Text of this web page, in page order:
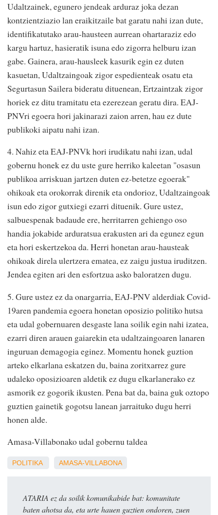
Udaltzainek, egunero jendeak arduraz joka dezan
kontzientziazio lan eraikitzaile bat garatu nahi izan dute,
identifikatutako arau-hausteen aurrean ohartaraziz edo
kargu hartuz, hasieratik isuna edo zigorra helburu izan
gabe. Gainera, arau-hausleek kasurik egin ez duten
kasuetan, Udaltzaingoak zigor espedienteak osatu eta
Segurtasun Sailera bideratu dituenean, Ertzaintzak zigor
horiek ez ditu tramitatu eta ezerezean geratu dira. EAJ-
PNVri egoera hori jakinarazi zaion arren, hau ez dute
publikoki aipatu nahi izan.
4. Nahiz eta EAJ-PNVk hori irudikatu nahi izan, udal
gobernu honek ez du uste gure herriko kaleetan "osasun
publikoa arriskuan jartzen duten ez-betetze egoerak"
ohikoak eta orokorrak direnik eta ondorioz, Udaltzaingoak
isun edo zigor gutxiegi ezarri dituenik. Gure ustez,
salbuespenak badaude ere, herritarren gehiengo oso
handia jokabide arduratsua erakusten ari da egunez egun
eta hori eskertzekoa da. Herri honetan arau-hausteak
ohikoak direla ulertzera ematea, ez zaigu justua iruditzen.
Jendea egiten ari den esfortzua asko baloratzen dugu.
5. Gure ustez ez da onargarria, EAJ-PNV alderdiak Covid-
19aren pandemia egoera honetan oposizio politiko hutsa
eta udal gobernuaren desgaste lana soilik egin nahi izatea,
ezarri diren arauen gaiarekin eta udaltzaingoaren lanaren
inguruan demagogia eginez. Momentu honek guztion
arteko elkarlana eskatzen du, baina zoritxarrez gure
udaleko oposizioaren aldetik ez dugu elkarlanerako ez
asmorik ez gogorik ikusten. Pena bat da, baina guk oztopo
guztien gainetik gogotsu lanean jarraituko dugu herri
honen alde.
Amasa-Villabonako udal gobernu taldea
POLITIKA AMASA-VILLABONA
ATARIA ez da soilik komunikabide bat: komunitate
baten ahotsa da, eta urte hauen guztien ondoren, zuen